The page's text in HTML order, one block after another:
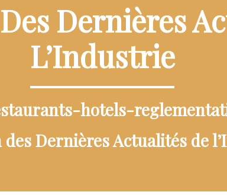
Dernières
L’Industrie
hotels-
Dernières Actualités de